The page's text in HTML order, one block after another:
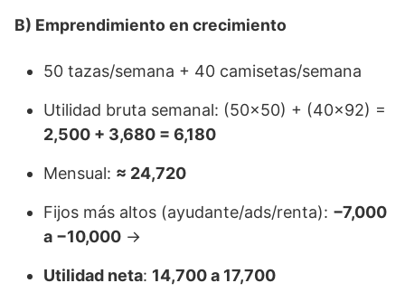
B) Emprendimiento en crecimiento
50 tazas/semana + 40 camisetas/semana
Utilidad bruta semanal: (50×50) + (40×92) =
2,500 + 3,680 = 6,180
Mensual: ≈ 24,720
Fijos más altos (ayudante/ads/renta): −7,000
a −10,000 →
Utilidad neta: 14,700 a 17,700